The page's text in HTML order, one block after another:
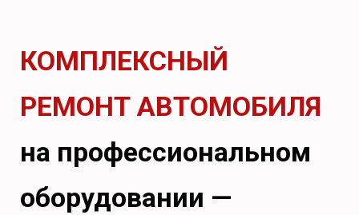
КОМПЛЕКСНЫЙ
РЕМОНТ АВТОМОБИЛЯ
на профессиональном
оборудовании —